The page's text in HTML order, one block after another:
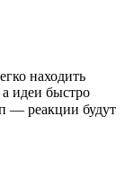
находить
идеи быстро
— реакции будут